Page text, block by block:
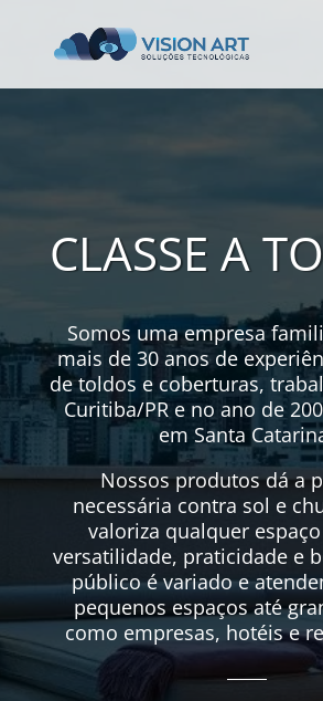
CLASSE A
Somos uma empresa
mais de 30 anos de
de toldos e coberturas,
Curitiba/PR e no ano de
em Santa
Nossos produtos dá a
necessária contra sol e
valoriza qualquer
versatilidade, praticidade e
público é variado e
pequenos espaços até
como empresas, hotéis e